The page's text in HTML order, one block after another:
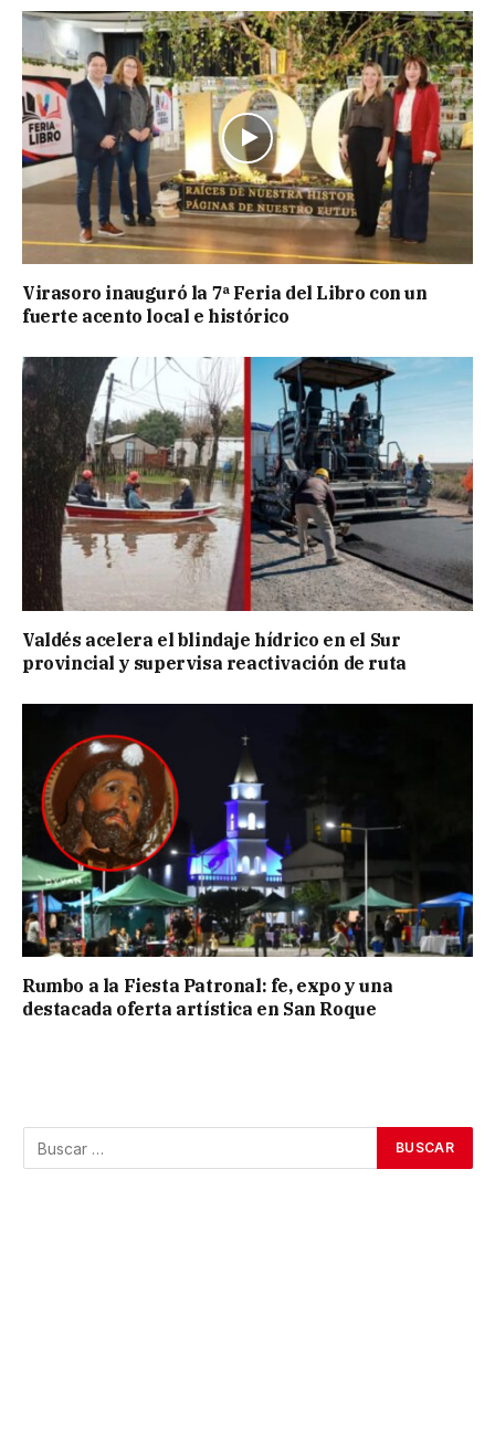
Virasoro inauguró la 7ª Feria del Libro con un
fuerte acento local e histórico
Valdés acelera el blindaje hídrico en el Sur
provincial y supervisa reactivación de ruta
Rumbo a la Fiesta Patronal: fe, expo y una
destacada oferta artística en San Roque